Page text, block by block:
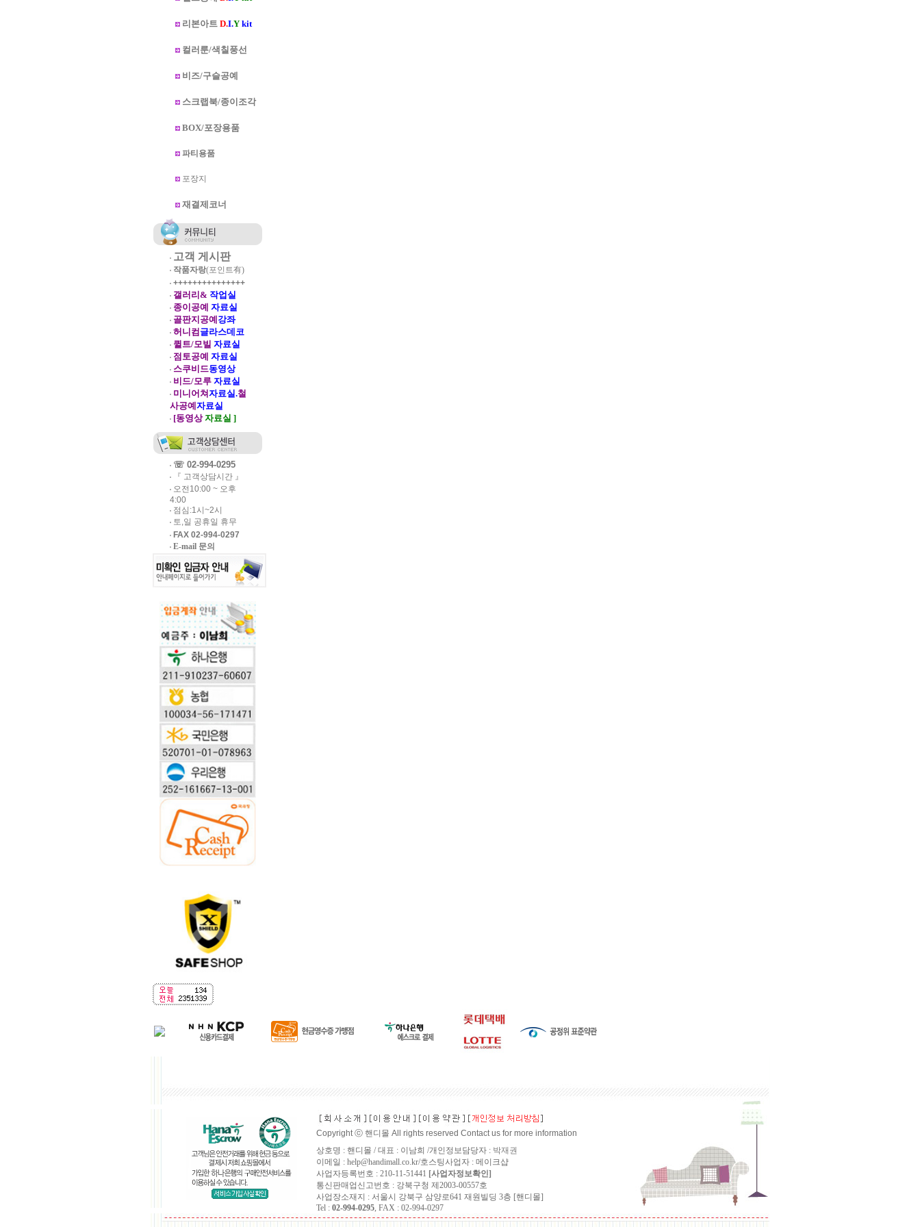
리본아트 D.I.Ykit
컬러룬/색칠풍선
비즈/구슬공예
스크랩북/종이조각
BOX/포장용품
파티용품
포장지
재결제코너
고객 게시판
작품자랑(포인트有)
+++++++++++++++
갤러리& 작업실
종이공예 자료실
골판지공예 강좌
허니컴 글라스데코
퀼트/모빌 자료실
점토공예 자료실
스쿠비드동영상
비드/모루자료실
미니어쳐 자료실.철
사공예 자료실
[동영상자료실 ]
☏ 02-994-0295
『 고객상담시간 』
오전10:00 ~ 오후
4:00
점심:1시~2시
토,일 공휴일 휴무
FAX 02-994-0297
E-mail 문의
Copyright ⓒ 핸디몰 All rights reserved Contact us for more information
상호명 : 핸디몰 / 대표 : 이남희 /개인정보담당자 : 박재권
이메일 : help@handimall.co.kr/호스팅사업자 : 메이크샵
사업자등록번호 : 210-11-51441 [사업자정보확인]
통신판매업신고번호 : 강북구청 제2003-00557호
사업장소재지 : 서울시 강북구 삼양로641 재원빌딩 3층 [핸디몰]
Tel : 02-994-0295, FAX : 02-994-0297